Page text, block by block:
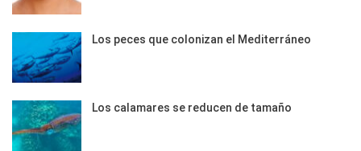
Los peces que colonizan el Mediterráneo
Los calamares se reducen de tamaño